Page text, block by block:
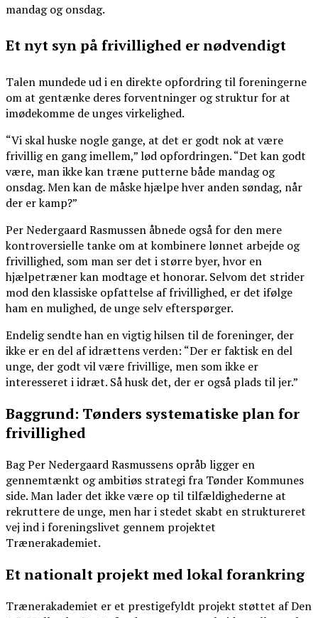
mandag og onsdag.
Et nyt syn på frivillighed er nødvendigt
Talen mundede ud i en direkte opfordring til foreningerne
om at gentænke deres forventninger og struktur for at
imødekomme de unges virkelighed.
“Vi skal huske nogle gange, at det er godt nok at være
frivillig en gang imellem,” lød opfordringen. “Det kan godt
være, man ikke kan træne putterne både mandag og
onsdag. Men kan de måske hjælpe hver anden søndag, når
der er kamp?”
Per Nedergaard Rasmussen åbnede også for den mere
kontroversielle tanke om at kombinere lønnet arbejde og
frivillighed, som man ser det i større byer, hvor en
hjælpetræner kan modtage et honorar. Selvom det strider
mod den klassiske opfattelse af frivillighed, er det ifølge
ham en mulighed, de unge selv efterspørger.
Endelig sendte han en vigtig hilsen til de foreninger, der
ikke er en del af idrættens verden: “Der er faktisk en del
unge, der godt vil være frivillige, men som ikke er
interesseret i idræt. Så husk det, der er også plads til jer.”
Baggrund: Tønders systematiske plan for
frivillighed
Bag Per Nedergaard Rasmussens opråb ligger en
gennemtænkt og ambitiøs strategi fra Tønder Kommunes
side. Man lader det ikke være op til tilfældighederne at
rekruttere de unge, men har i stedet skabt en struktureret
vej ind i foreningslivet gennem projektet
Trænerakademiet.
Et nationalt projekt med lokal forankring
Trænerakademiet er et prestigefyldt projekt støttet af Den